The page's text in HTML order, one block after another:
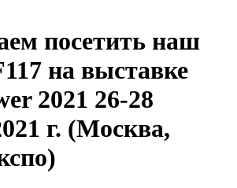
посетить наш
на выставке
2021 26-28
г. (Москва,